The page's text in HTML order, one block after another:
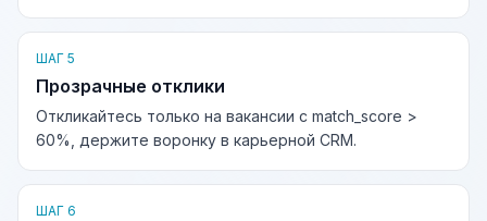
ШАГ 5
Прозрачные отклики
Откликайтесь только на вакансии с match_score >
60%, держите воронку в карьерной CRM.
ШАГ 6